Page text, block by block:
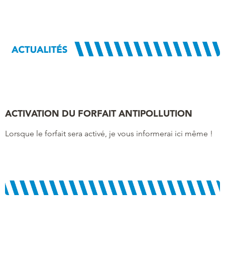
ACTIVATION DU FORFAIT ANTIPOLLUTION
Lorsque le forfait sera activé, je vous informerai ici même !